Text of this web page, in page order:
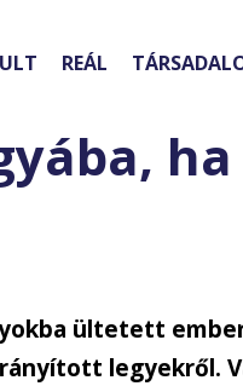
REÁL
ha
ültetett
legyekről.